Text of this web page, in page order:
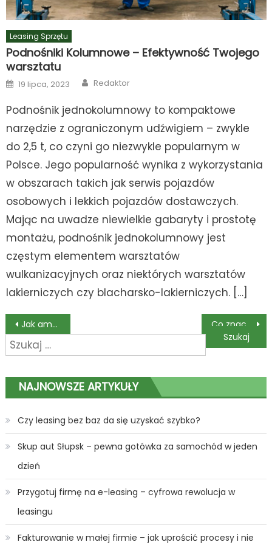
Leasing Sprzętu
Podnośniki Kolumnowe – Efektywność Twojego
warsztatu
Posted
on
19 lipca, 2023 Author
Redaktor
Podnośnik jednokolumnowy to kompaktowe
narzędzie z ograniczonym udźwigiem – zwykle
do 2,5 t, co czyni go niezwykle popularnym w
Polsce. Jego popularność wynika z wykorzystania
w obszarach takich jak serwis pojazdów
osobowych i lekkich pojazdów dostawczych.
Mając na uwadze niewielkie gabaryty i prostotę
montażu, podnośnik jednokolumnowy jest
częstym elementem warsztatów
wulkanizacyjnych oraz niektórych warsztatów
lakierniczych czy blacharsko-lakierniczych. […]
Nawigacja
wpisu
Jak amortyzować auto używane do celów mieszanych
Szukaj:
NAJNOWSZE ARTYKUŁY
Czy leasing bez baz da się uzyskać szybko?
Skup aut Słupsk – pewna gotówka za samochód w jeden
dzień
Przygotuj firmę na e-leasing – cyfrowa rewolucja w
leasingu
Fakturowanie w małej firmie – jak uprościć procesy i nie